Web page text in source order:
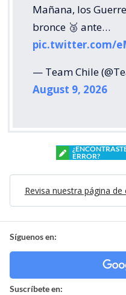
Mañana, los
bronce 🥉 ante…
pic.twitter.com/
— Team Chile
August 9, 2026
ERROR?
Revisa nuestra página de
Síguenos en:
Suscríbete en: